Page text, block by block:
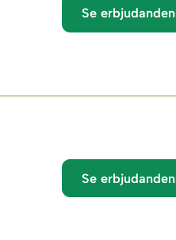
Se erbjudanden
Se erbjudanden